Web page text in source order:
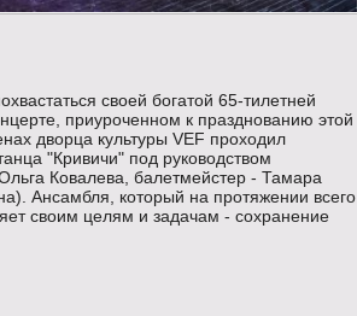
своей богатой 65-тилетней
приуроченном к празднованию этой
дворца культуры VEF проходил
"Кривичи" под руководством
Ковалева, балетмейстер - Тамара
Ансамбля, который на протяжении всего
своим целям и задачам - сохранение